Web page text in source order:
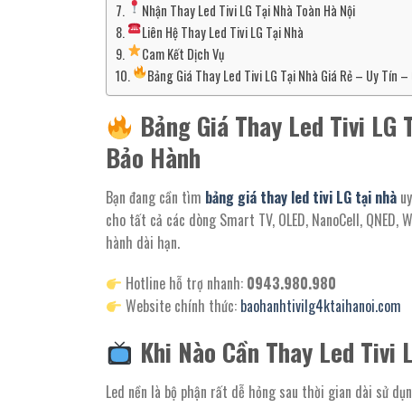
Nhận Thay Led Tivi LG Tại Nhà Toàn Hà Nội
Liên Hệ Thay Led Tivi LG Tại Nhà
Cam Kết Dịch Vụ
Bảng Giá Thay Led Tivi LG Tại Nhà Giá Rẻ – Uy Tín
Bảng Giá Thay Led Tivi
Bảo Hành
Bạn đang cần tìm bảng giá thay led tivi LG tại nhà
cho tất cả các dòng Smart TV, OLED, NanoCell,
hành dài hạn.
Hotline hỗ trợ nhanh: 0943.980.980
Website chính thức: baohanhtivilg4ktaihanoi.com
Khi Nào Cần Thay Led Tivi
Led nền là bộ phận rất dễ hỏng sau thời gian dài sử